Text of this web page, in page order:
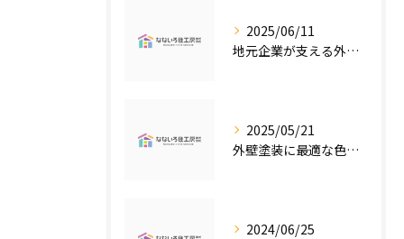
2025/06/11
地元企業が支える外壁塗装の魅力
2025/05/21
外壁塗装に最適な色の選び方
2024/06/25